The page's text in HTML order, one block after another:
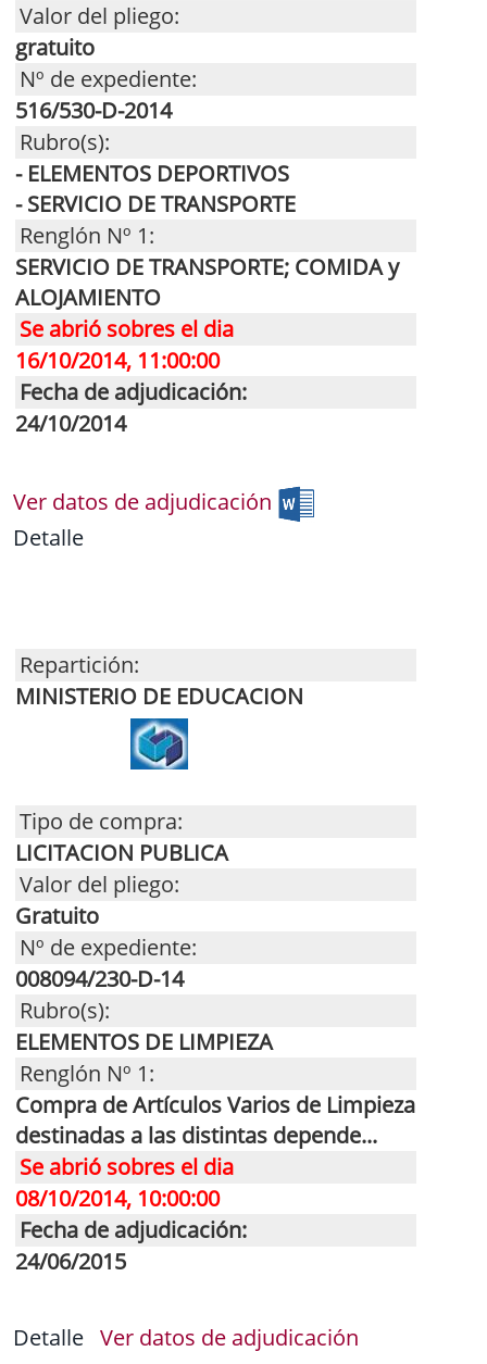
Valor del pliego:
gratuito
Nº de expediente:
516/530-D-2014
Rubro(s):
- ELEMENTOS DEPORTIVOS
- SERVICIO DE TRANSPORTE
Renglón Nº 1:
SERVICIO DE TRANSPORTE; COMIDA y
ALOJAMIENTO
Se abrió sobres el dia
16/10/2014, 11:00:00
Fecha de adjudicación:
24/10/2014
Ver datos de adjudicación
Detalle
Repartición:
MINISTERIO DE EDUCACION
Tipo de compra:
LICITACION PUBLICA
Valor del pliego:
Gratuito
Nº de expediente:
008094/230-D-14
Rubro(s):
ELEMENTOS DE LIMPIEZA
Renglón Nº 1:
Compra de Artículos Varios de Limpieza
destinadas a las distintas depende...
Se abrió sobres el dia
08/10/2014, 10:00:00
Fecha de adjudicación:
24/06/2015
Ver datos de adjudicación
Detalle